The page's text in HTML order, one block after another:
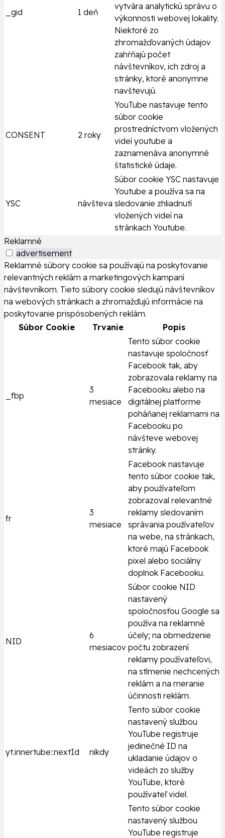
_gid 1 deň
vytvára analytickú správu o
výkonnosti webovej lokality.
Niektoré zo
zhromažďovaných údajov
zahŕňajú počet
návštevníkov, ich zdroj a
stránky, ktoré anonymne
navštevujú.
CONSENT 2 roky
YouTube nastavuje tento
súbor cookie
prostredníctvom vložených
videí youtube a
zaznamenáva anonymné
štatistické údaje.
YSC návšteva
Súbor cookie YSC nastavuje
Youtube a používa sa na
sledovanie zhliadnutí
vložených videí na
stránkach Youtube.
Reklamné
advertisement
Reklamné súbory cookie sa používajú na poskytovanie
relevantných reklám a marketingových kampaní
návštevníkom. Tieto súbory cookie sledujú návštevníkov
na webových stránkach a zhromažďujú informácie na
poskytovanie prispôsobených reklám.
Súbor Cookie
Trvanie Popis
_fbp
3
mesiace
Tento súbor cookie
nastavuje spoločnosť
Facebook tak, aby
zobrazovala reklamy na
Facebooku alebo na
digitálnej platforme
poháňanej reklamami na
Facebooku po
návšteve webovej
stránky.
fr
3
mesiace
Facebook nastavuje
tento súbor cookie tak,
aby používateľom
zobrazoval relevantné
reklamy sledovaním
správania používateľov
na webe, na stránkach,
ktoré majú Facebook
pixel alebo sociálny
doplnok Facebooku.
NID
6
mesiacov
Súbor cookie NID
nastavený
spoločnosťou Google sa
používa na reklamné
účely; na obmedzenie
počtu zobrazení
reklamy používateľovi,
na stlmenie nechcených
reklám a na meranie
účinnosti reklám.
yt.innertube::nextId nikdy
Tento súbor cookie
nastavený službou
YouTube registruje
jedinečné ID na
ukladanie údajov o
videách zo služby
YouTube, ktoré
používateľ videl.
Tento súbor cookie
nastavený službou
YouTube registruje